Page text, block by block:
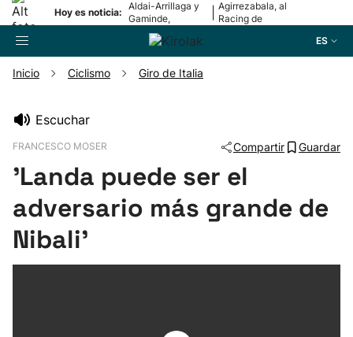
Hoy es noticia:
Aldai-Arrillaga y
Gaminde,
campeonas
Agirrezabala, al
Racing de
ES
Pelota
Remo
Inicio Ciclismo Giro de Italia
Escuchar
FRANCESCO MOSER Compartir Guardar
'Landa puede ser el
adversario más grande de
Nibali'